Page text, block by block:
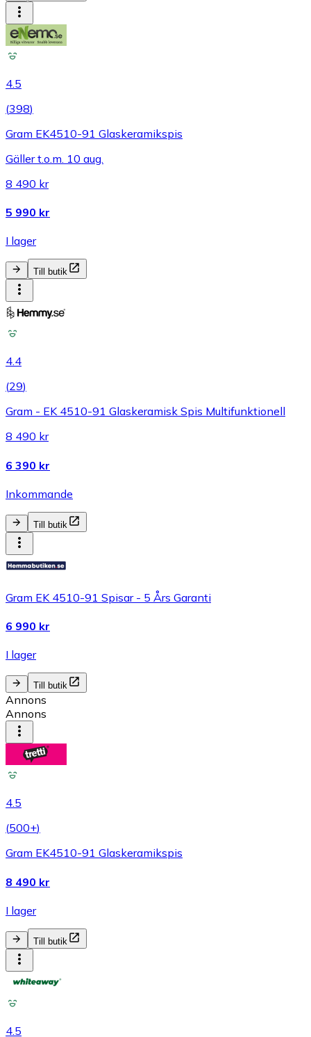
4.5
(398)
Gram EK4510-91 Glaskeramikspis
Gäller t.o.m. 10 aug.
8 490 kr
5 990 kr
I lager
Till butik
4.4
(29)
Gram - EK 4510-91 Glaskeramisk Spis Multifunktionell
8 490 kr
6 390 kr
Inkommande
Till butik
Gram EK 4510-91 Spisar - 5 Års Garanti
6 990 kr
I lager
Till butik
Annons
Annons
4.5
(500+)
Gram EK4510-91 Glaskeramikspis
8 490 kr
I lager
Till butik
4.5